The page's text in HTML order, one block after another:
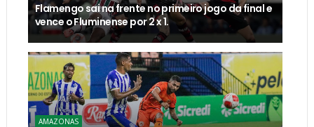
Flamengo sai na frente no primeiro jogo da final e
vence o Fluminense por 2 x 1.
AMAZONAS